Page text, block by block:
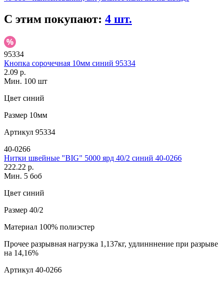
С этим покупают: 4 шт.
95334
Кнопка сорочечная 10мм синий 95334
2.09 р.
Мин. 100 шт
Цвет синий
Размер 10мм
Артикул 95334
40-0266
Нитки швейные "BIG" 5000 ярд 40/2 синий 40-0266
222.22 р.
Мин. 5 боб
Цвет синий
Размер 40/2
Материал 100% полиэстер
Прочее разрывная нагрузка 1,137кг, удлинннение при разрыве
на 14,16%
Артикул 40-0266